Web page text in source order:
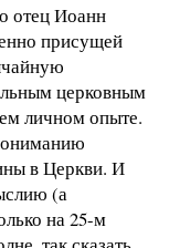
отец Иоанн
присущей
церковным
личном опыте.
в Церкви. И
(а
на 25-м